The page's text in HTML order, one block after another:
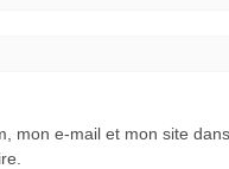
mon e-mail et mon site